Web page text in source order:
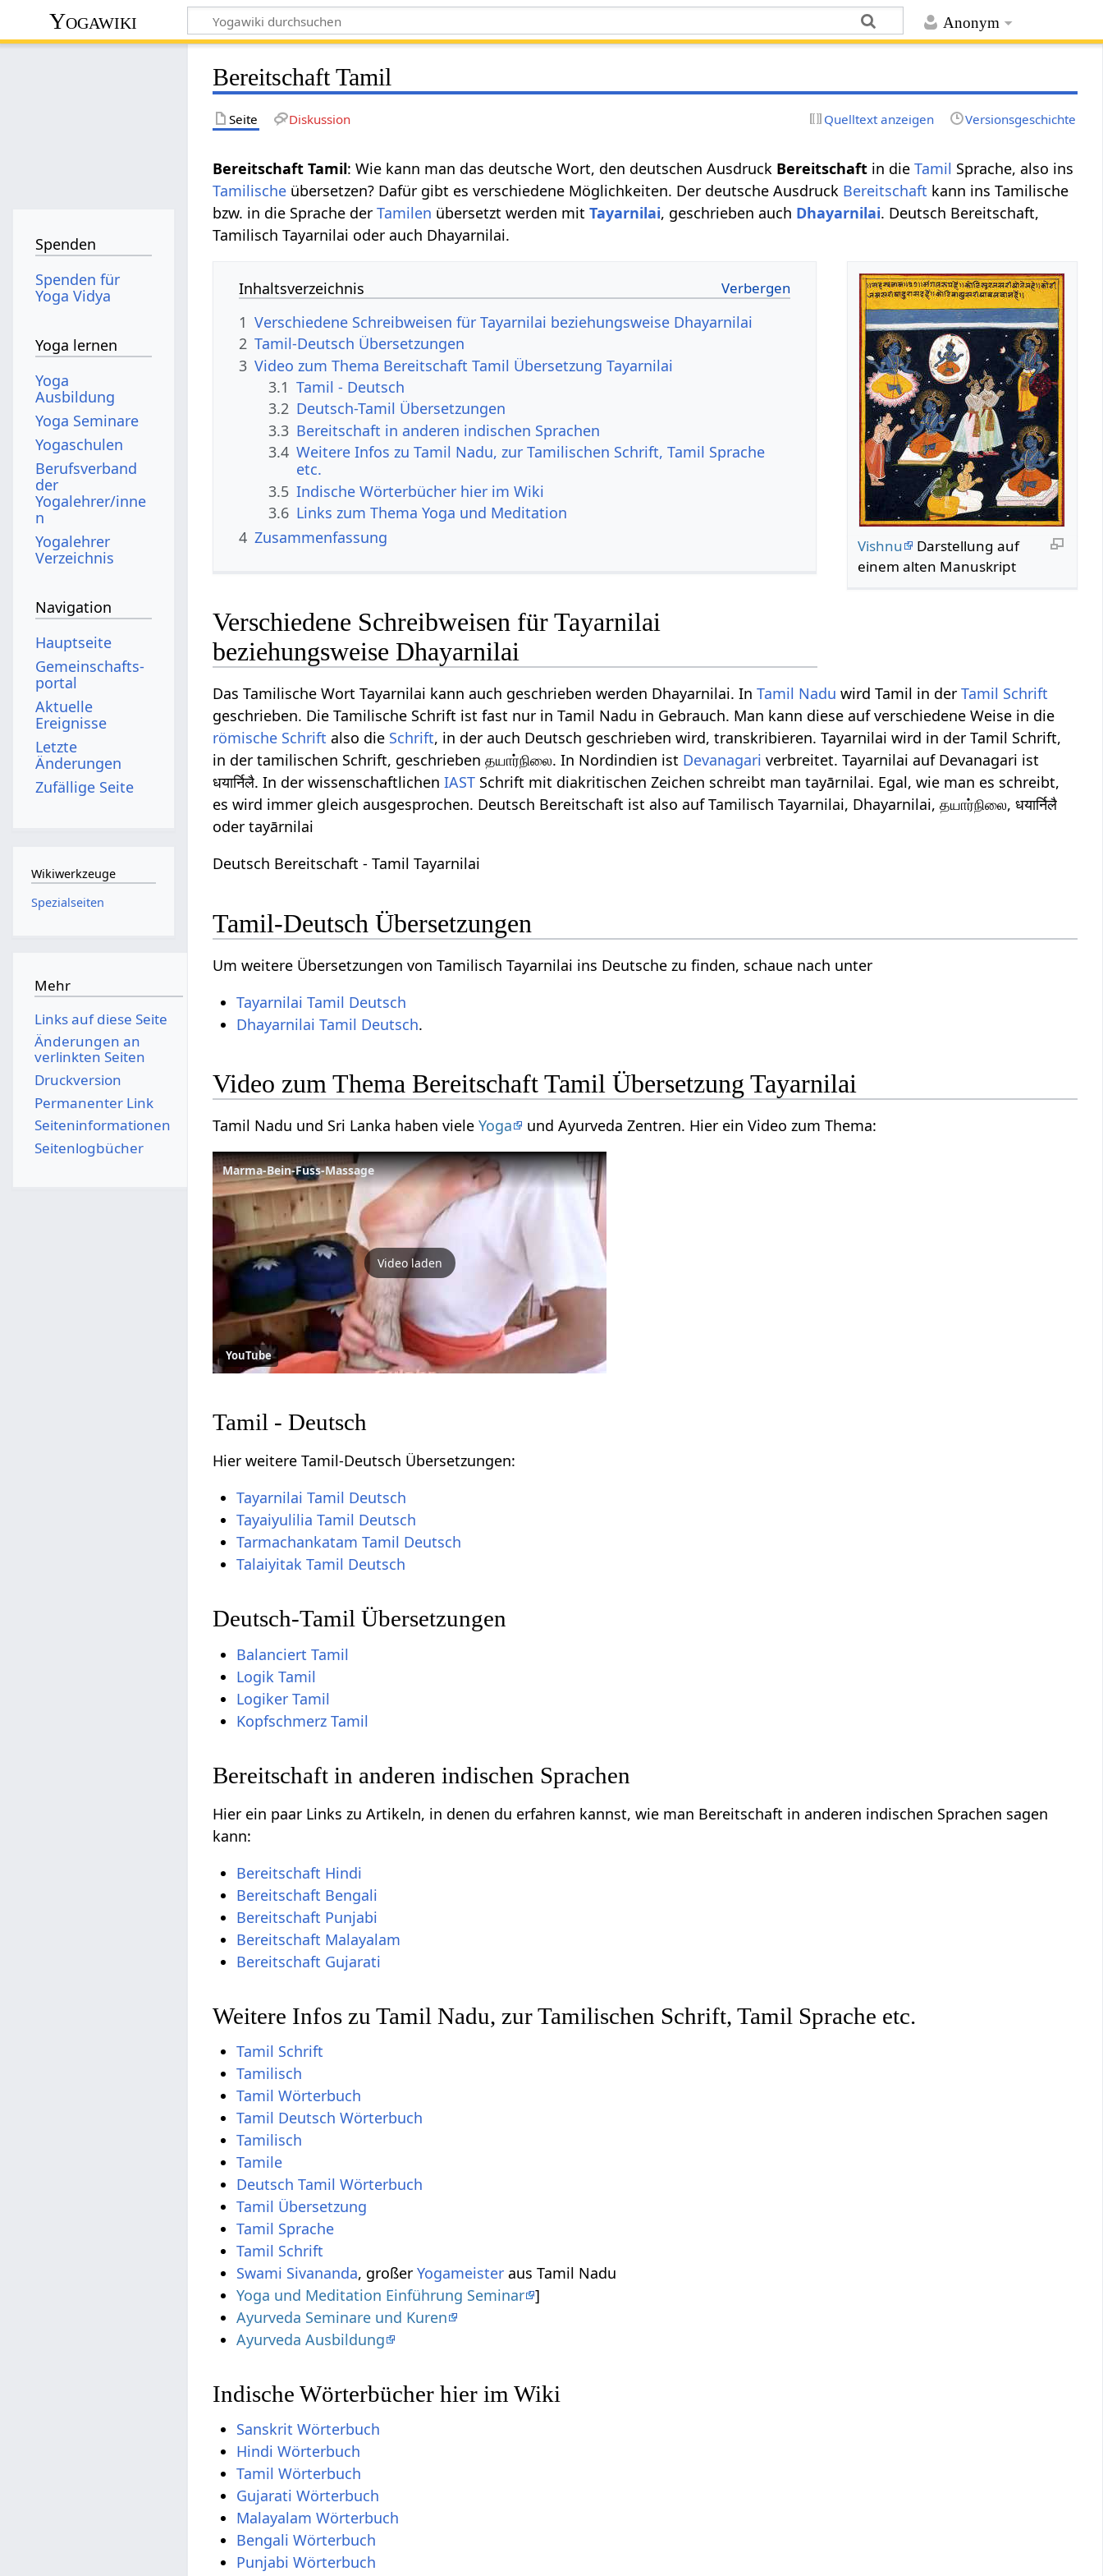
Anonym
Yogawiki
Bereitschaft Tamil
Seite Diskussion Quelltext anzeigen Versionsgeschichte
Bereitschaft Tamil: Wie kann man das deutsche Wort, den deutschen Ausdruck Bereitschaft in dieTamil Sprache, also ins
Tamilische übersetzen? Dafür gibt es verschiedene Möglichkeiten. Der deutsche Ausdruck Bereitschaft kann ins Tamilische
bzw. in die Sprache derTamilen übersetzt werden mitTayarnilai, geschrieben auch Dhayarnilai. Deutsch Bereitschaft,
Tamilisch Tayarnilai oder auch Dhayarnilai.
Vishnu
Darstellung auf
einem alten Manuskript
Inhaltsverzeichnis
1 Verschiedene Schreibweisen für Tayarnilai beziehungsweise Dhayarnilai
2 Tamil-Deutsch Übersetzungen
3 Video zum Thema Bereitschaft Tamil Übersetzung Tayarnilai
3.1 Tamil - Deutsch
3.2 Deutsch-Tamil Übersetzungen
3.3 Bereitschaft in anderen indischen Sprachen
3.4 Weitere Infos zu Tamil Nadu, zur Tamilischen Schrift, Tamil Sprache
etc.
3.5 Indische Wörterbücher hier im Wiki
3.6 Links zum Thema Yoga und Meditation
4 Zusammenfassung
Verschiedene Schreibweisen für Tayarnilai
beziehungsweise Dhayarnilai
Das Tamilische Wort Tayarnilai kann auch geschrieben werden Dhayarnilai. InTamil Nadu wird Tamil in derTamil Schrift
geschrieben. Die Tamilische Schrift ist fast nur in Tamil Nadu in Gebrauch. Man kann diese auf verschiedene Weise in die
römische Schrift also die Schrift, in der auch Deutsch geschrieben wird, transkribieren. Tayarnilai wird in der Tamil Schrift,
in der tamilischen Schrift, geschrieben தயார்நிலை. In Nordindien ist Devanagari verbreitet. Tayarnilai auf Devanagari ist
धयार्निलै. In der wissenschaftlichenIAST Schrift mit diakritischen Zeichen schreibt man tayārnilai. Egal, wie man es schreibt,
es wird immer gleich ausgesprochen. Deutsch Bereitschaft ist also auf Tamilisch Tayarnilai, Dhayarnilai, தயார்நிலை, धयार्निलै
oder tayārnilai
Deutsch Bereitschaft - Tamil Tayarnilai
Tamil-Deutsch Übersetzungen
Um weitere Übersetzungen von Tamilisch Tayarnilai ins Deutsche zu finden, schaue nach unter
Tayarnilai Tamil Deutsch
Dhayarnilai Tamil Deutsch.
Video zum Thema Bereitschaft Tamil Übersetzung Tayarnilai
Tamil Nadu und Sri Lanka haben vieleYoga und Ayurveda Zentren. Hier ein Video zum Thema:
Marma-Bein-Fuss-Massage
Video laden
YouTube
Tamil - Deutsch
Hier weitere Tamil-Deutsch Übersetzungen:
Tayarnilai Tamil Deutsch
Tayaiyulilia Tamil Deutsch
Tarmachankatam Tamil Deutsch
Talaiyitak Tamil Deutsch
Deutsch-Tamil Übersetzungen
Balanciert Tamil
Logik Tamil
Logiker Tamil
Kopfschmerz Tamil
Bereitschaft in anderen indischen Sprachen
Hier ein paar Links zu Artikeln, in denen du erfahren kannst, wie man Bereitschaft in anderen indischen Sprachen sagen
kann:
Bereitschaft Hindi
Bereitschaft Bengali
Bereitschaft Punjabi
Bereitschaft Malayalam
Bereitschaft Gujarati
Weitere Infos zu Tamil Nadu, zur Tamilischen Schrift, Tamil Sprache etc.
Tamil Schrift
Tamilisch
Tamil Wörterbuch
Tamil Deutsch Wörterbuch
Tamilisch
Tamile
Deutsch Tamil Wörterbuch
Tamil Übersetzung
Tamil Sprache
Tamil Schrift
Swami Sivananda, großerYogameister aus Tamil Nadu
Yoga und Meditation Einführung Seminar ]
Ayurveda Seminare und Kuren
Ayurveda Ausbildung
Indische Wörterbücher hier im Wiki
Sanskrit Wörterbuch
Hindi Wörterbuch
Tamil Wörterbuch
Gujarati Wörterbuch
Malayalam Wörterbuch
Bengali Wörterbuch
Punjabi Wörterbuch
Spenden
Spenden für
Yoga Vidya
Yoga lernen
Yoga
Ausbildung
Yoga Seminare
Yogaschulen
Berufsverband
der
Yogalehrer/inne
n
Yogalehrer
Verzeichnis
Navigation
Hauptseite
Gemeinschafts­
portal
Aktuelle
Ereignisse
Letzte
Änderungen
Zufällige Seite
Wikiwerkzeuge
Spezialseiten
Mehr
Links auf diese Seite
Änderungen an
verlinkten Seiten
Druckversion
Permanenter Link
Seiten­­informationen
Seitenlogbücher